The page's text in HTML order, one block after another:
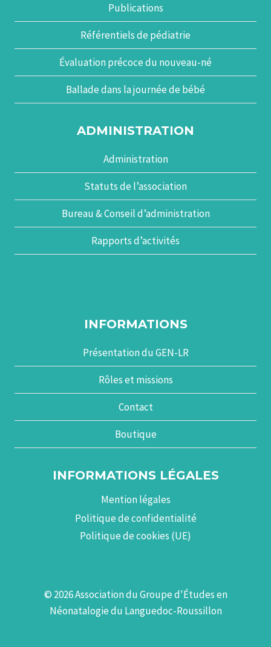
Publications
Référentiels de pédiatrie
Évaluation précoce du nouveau-né
Ballade dans la journée de bébé
ADMINISTRATION
Administration
Statuts de l’association
Bureau & Conseil d’administration
Rapports d’activités
INFORMATIONS
Présentation du GEN-LR
Rôles et missions
Contact
Boutique
INFORMATIONS LÉGALES
Mention légales
Politique de confidentialité
Politique de cookies (UE)
© 2026 Association du Groupe d'Études en
Néonatalogie du Languedoc-Roussillon